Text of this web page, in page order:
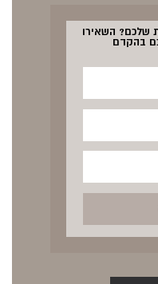
שלכם? השאירו
בהקדם